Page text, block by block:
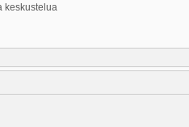
keskustelua